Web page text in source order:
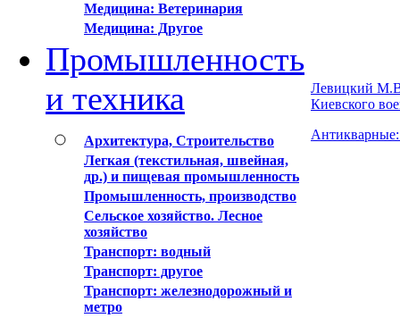
Медицина: Ветеринария
Медицина: Другое
Промышленность
и техника
Архитектура, Строительство
Легкая (текстильная, швейная,
др.) и пищевая промышленность
Промышленность, производство
Сельское хозяйство. Лесное
хозяйство
Транспорт: водный
Транспорт: другое
Транспорт: железнодорожный и
метро
Левицкий
Киевского
Антикварные: